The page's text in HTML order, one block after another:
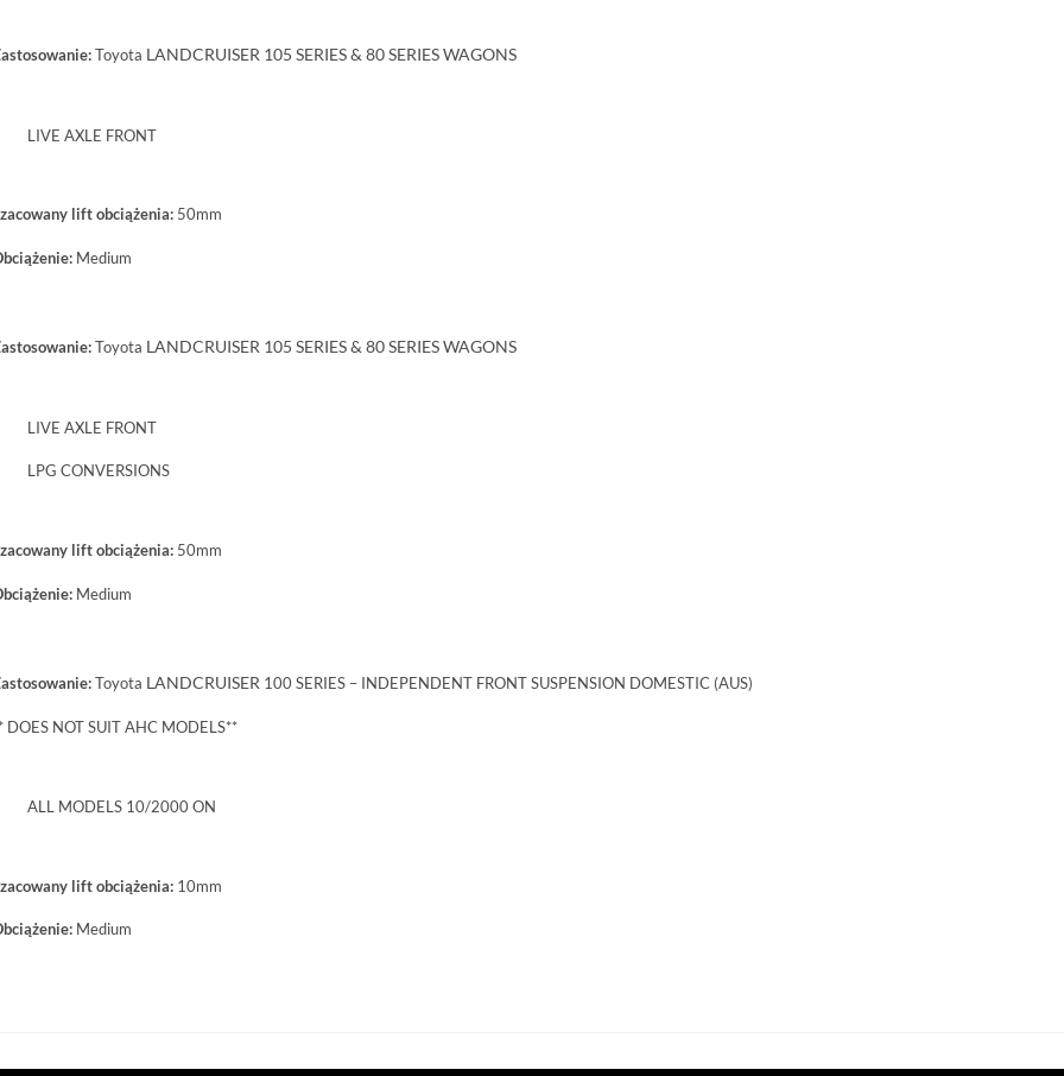
Toyota LANDCRUISER 105 SERIES & 80 SERIES WAGONS
LIVE AXLE FRONT
lift obciążenia: 50mm
Medium
Toyota LANDCRUISER 105 SERIES & 80 SERIES WAGONS
LIVE AXLE FRONT
LPG CONVERSIONS
lift obciążenia: 50mm
Medium
Toyota LANDCRUISER 100 SERIES – INDEPENDENT FRONT SUSPENSION DOMESTIC (AUS)
DOES NOT SUIT AHC MODELS**
ALL MODELS 10/2000 ON
lift obciążenia: 10mm
Medium